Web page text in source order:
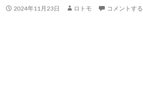
2024年11月23日 ロトモ コメントする